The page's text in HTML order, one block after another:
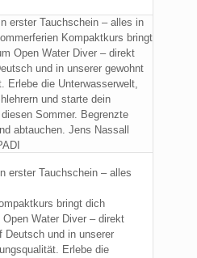
erster Tauchschein – alles
bringt dich
Water Diver – direkt
Deutsch und in unserer
Erlebe die